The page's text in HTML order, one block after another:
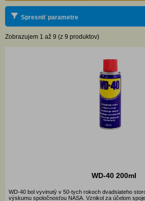
Spresniť parametre
Zobrazujem 1 až 9 (z 9 produktov)
WD-40 200ml
WD-40 bol vyvinutý v 50-tych rokoch dvadsiateho
výskumu spoločnosťou NASA. Vznikol za účelom